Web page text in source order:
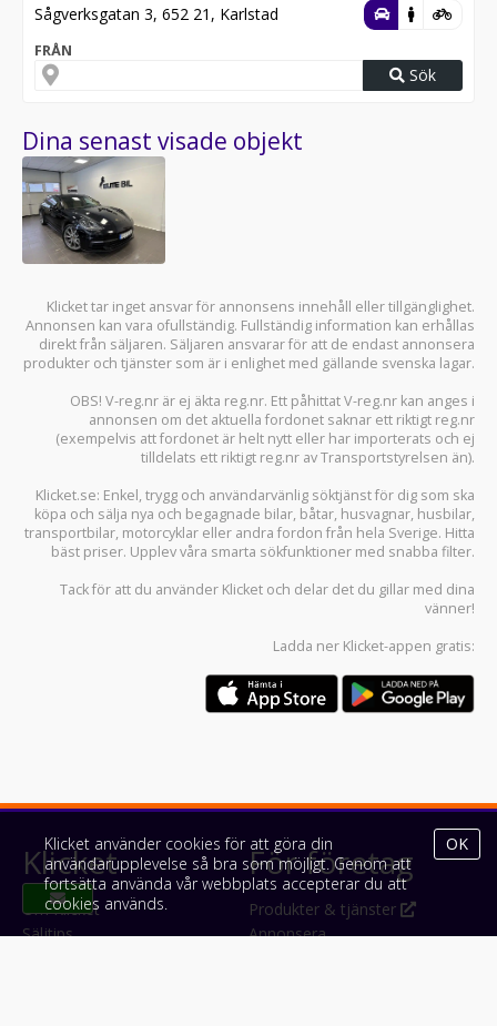
Sågverksgatan 3, 652 21, Karlstad
FRÅN
Sök
Dina senast visade objekt
Klicket tar inget ansvar för annonsens innehåll eller tillgänglighet.
Annonsen kan vara ofullständig. Fullständig information kan erhållas
direkt från säljaren. Säljaren ansvarar för att de endast annonsera
produkter och tjänster som är i enlighet med gällande svenska lagar.
OBS! V-reg.nr är ej äkta reg.nr. Ett påhittat V-reg.nr kan anges i
annonsen om det aktuella fordonet saknar ett riktigt reg.nr
(exempelvis att fordonet är helt nytt eller har importerats och ej
tilldelats ett riktigt reg.nr av Transportstyrelsen än).
Klicket.se: Enkel, trygg och användarvänlig söktjänst för dig som ska
köpa och sälja nya och begagnade bilar, båtar, husvagnar, husbilar,
transportbilar, motorcyklar eller andra fordon från hela Sverige. Hitta
bäst priser. Upplev våra smarta sökfunktioner med snabba filter.
Tack för att du använder Klicket och delar det du gillar med dina
vänner!
Ladda ner Klicket-appen gratis:
Klicket
Om Klicket
Säljtips
För företag
Produkter & tjänster
Annonsera
Klicket använder cookies för att göra din
användarupplevelse så bra som möjligt. Genom att
fortsätta använda vår webbplats accepterar du att
cookies används.
OK